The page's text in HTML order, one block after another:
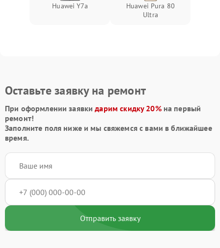
Huawei Y7a
Huawei Pura 80
Ultra
Оставьте заявку на ремонт
При оформлении заявкидарим скидку 20%на первый
ремонт!
Заполните поля ниже и мы свяжемся с вами в ближайшее
время.
Отправить заявку